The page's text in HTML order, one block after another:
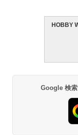
HOBBY
Google 検索